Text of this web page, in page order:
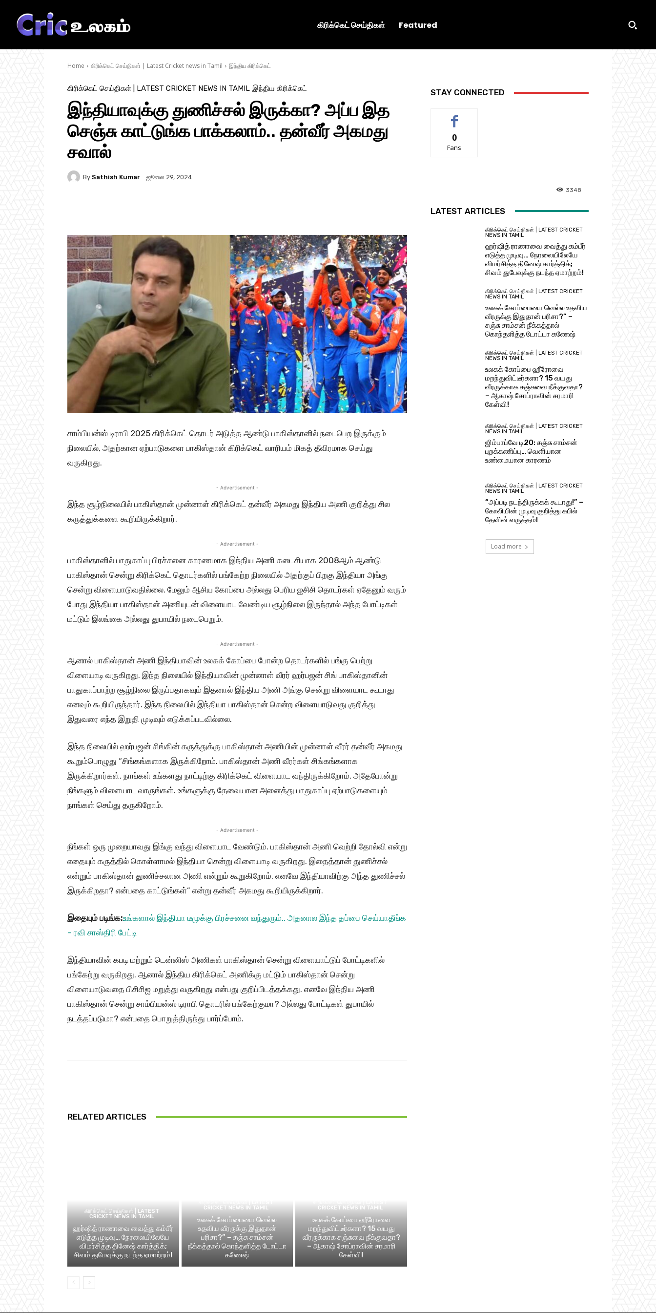
கிரிக்கெட் செய்திகள் Featured
Home கிரிக்கெட் செய்திகள் | Latest Cricket news in Tamil இந்திய கிரிக்கெட்
கிரிக்கெட் செய்திகள் | LATEST CRICKET NEWS IN TAMIL இந்திய கிரிக்கெட்
இந்தியாவுக்கு துணிச்சல் இருக்கா? அப்ப இத
செஞ்சு காட்டுங்க பாக்கலாம்.. தன்வீர் அகமது
சவால்
By Sathish Kumar ஜூலை 29, 2024
சாம்பியன்ஸ் டிராபி 2025 கிரிக்கெட் தொடர் அடுத்த ஆண்டு பாகிஸ்தானில் நடைபெற இருக்கும்
நிலையில், அதற்கான ஏற்பாடுகளை பாகிஸ்தான் கிரிக்கெட் வாரியம் மிகத் தீவிரமாக செய்து
வருகிறது.
- Advertisement -
இந்த சூழ்நிலையில் பாகிஸ்தான் முன்னாள் கிரிக்கெட் தன்வீர் அகமது இந்திய அணி குறித்து சில
கருத்துக்களை கூறியிருக்கிறார்.
- Advertisement -
பாகிஸ்தானில் பாதுகாப்பு பிரச்சனை காரணமாக இந்திய அணி கடைசியாக 2008ஆம் ஆண்டு
பாகிஸ்தான் சென்று கிரிக்கெட் தொடர்களில் பங்கேற்ற நிலையில் அதற்குப் பிறகு இந்தியா அங்கு
சென்று விளையாடுவதில்லை. மேலும் ஆசிய கோப்பை அல்லது பெரிய ஐசிசி தொடர்கள் ஏதேனும் வரும்
போது இந்தியா பாகிஸ்தான் அணியுடன் விளையாட வேண்டிய சூழ்நிலை இருந்தால் அந்த போட்டிகள்
மட்டும் இலங்கை அல்லது துபாயில் நடைபெறும்.
- Advertisement -
ஆனால் பாகிஸ்தான் அணி இந்தியாவின் உலகக் கோப்பை போன்ற தொடர்களில் பங்கு பெற்று
விளையாடி வருகிறது. இந்த நிலையில் இந்தியாவின் முன்னாள் வீரர் ஹர்பஜன் சிங் பாகிஸ்தானின்
பாதுகாப்பாற்ற சூழ்நிலை இருப்பதாகவும் இதனால் இந்திய அணி அங்கு சென்று விளையாட கூடாது
எனவும் கூறியிருந்தார். இந்த நிலையில் இந்தியா பாகிஸ்தான் சென்ற விளையாடுவது குறித்து
இதுவரை எந்த இறுதி முடிவும் எடுக்கப்படவில்லை.
இந்த நிலையில் ஹர்பஜன் சிங்கின் கருத்துக்கு பாகிஸ்தான் அணியின் முன்னாள் வீரர் தன்வீர் அகமது
கூறும்பொழுது “சிங்கங்களாக இருக்கிறோம். பாகிஸ்தான் அணி வீரர்கள் சிங்கங்களாக
இருக்கிறார்கள். நாங்கள் உங்களது நாட்டிற்கு கிரிக்கெட் விளையாட வந்திருக்கிறோம். அதேபோன்று
நீங்களும் விளையாட வாருங்கள். உங்களுக்கு தேவையான அனைத்து பாதுகாப்பு ஏற்பாடுகளையும்
நாங்கள் செய்து தருகிறோம்.
- Advertisement -
நீங்கள் ஒரு முறையாவது இங்கு வந்து விளையாட வேண்டும். பாகிஸ்தான் அணி வெற்றி தோல்வி என்று
எதையும் கருத்தில் கொள்ளாமல் இந்தியா சென்று விளையாடி வருகிறது. இதைத்தான் துணிச்சல்
என்றும் பாகிஸ்தான் துணிச்சலான அணி என்றும் கூறுகிறோம். எனவே இந்தியாவிற்கு அந்த துணிச்சல்
இருக்கிறதா? என்பதை காட்டுங்கள்” என்று தன்வீர் அகமது கூறியிருக்கிறார்.
இதையும் படிங்க:உங்களால் இந்தியா டீமுக்கு பிரச்சனை வந்துரும்.. அதனால இந்த தப்பை செய்யாதீங்க
– ரவி சாஸ்திரி பேட்டி
இந்தியாவின் கபடி மற்றும் டென்னிஸ் அணிகள் பாகிஸ்தான் சென்று விளையாட்டுப் போட்டிகளில்
பங்கேற்று வருகிறது. ஆனால் இந்திய கிரிக்கெட் அணிக்கு மட்டும் பாகிஸ்தான் சென்று
விளையாடுவதை பிசிசிஐ மறுத்து வருகிறது என்பது குறிப்பிடத்தக்கது. எனவே இந்திய அணி
பாகிஸ்தான் சென்று சாம்பியன்ஸ் டிராபி தொடரில் பங்கேற்குமா? அல்லது போட்டிகள் துபாயில்
நடத்தப்படுமா? என்பதை பொறுத்திருந்து பார்ப்போம்.
RELATED ARTICLES
கிரிக்கெட் செய்திகள் | LATEST
CRICKET NEWS IN TAMIL
ஹர்ஷித் ராணாவை வைத்து கம்பீர்
எடுத்த முடிவு… நேரலையிலேயே
விமர்சித்த தினேஷ் கார்த்திக்;
சிவம் துபேவுக்கு நடந்த ஏமாற்றம்!
CRICKET NEWS IN TAMIL
உலகக் கோப்பையை வெல்ல
உதவிய வீரருக்கு இதுதான்
பரிசா?” – சஞ்சு சாம்சன்
நீக்கத்தால் கொந்தளித்த டோட்டா
கணேஷ்
CRICKET NEWS IN TAMIL
உலகக் கோப்பை ஹீரோவை
மறந்துவிட்டீர்களா? 15 வயது
வீரருக்காக சஞ்சுவை நீக்குவதா?
– ஆகாஷ் சோப்ராவின் சரமாரி
கேள்வி!
STAY CONNECTED
0
Fans
3348
LATEST ARTICLES
கிரிக்கெட் செய்திகள் | LATEST CRICKET
NEWS IN TAMIL
ஹர்ஷித் ராணாவை வைத்து கம்பீர்
எடுத்த முடிவு… நேரலையிலேயே
விமர்சித்த தினேஷ் கார்த்திக்;
சிவம் துபேவுக்கு நடந்த ஏமாற்றம்!
கிரிக்கெட் செய்திகள் | LATEST CRICKET
NEWS IN TAMIL
உலகக் கோப்பையை வெல்ல உதவிய
வீரருக்கு இதுதான் பரிசா?” –
சஞ்சு சாம்சன் நீக்கத்தால்
கொந்தளித்த டோட்டா கணேஷ்
கிரிக்கெட் செய்திகள் | LATEST CRICKET
NEWS IN TAMIL
உலகக் கோப்பை ஹீரோவை
மறந்துவிட்டீர்களா? 15 வயது
வீரருக்காக சஞ்சுவை நீக்குவதா?
– ஆகாஷ் சோப்ராவின் சரமாரி
கேள்வி!
கிரிக்கெட் செய்திகள் | LATEST CRICKET
NEWS IN TAMIL
ஜிம்பாப்வே டி20: சஞ்சு சாம்சன்
புறக்கணிப்பு… வெளியான
உண்மையான காரணம்
கிரிக்கெட் செய்திகள் | LATEST CRICKET
NEWS IN TAMIL
“அப்படி நடந்திருக்கக் கூடாது!” –
கோலியின் முடிவு குறித்து கபில்
தேவின் வருத்தம்!
Load more